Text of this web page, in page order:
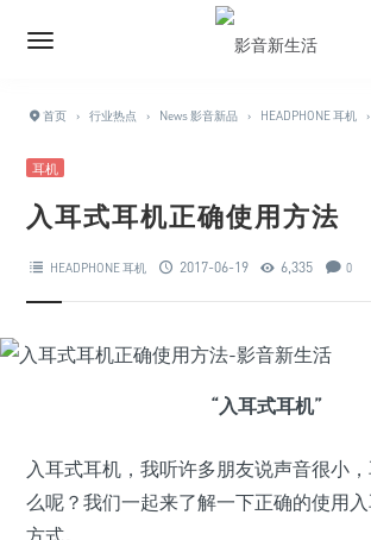
首页 › 行业热点 › News 影音新品 › HEADPHONE 耳机 ›
耳机
入耳式耳机正确使用方法
HEADPHONE 耳机 2017-06-19 6,335 0
“入耳式耳机”
入耳式耳机，我听许多朋友说声音很小
么呢？我们一起来了解一下正确的使用
方式。